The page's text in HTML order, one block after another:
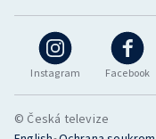
Instagram Facebook
© Česká televize